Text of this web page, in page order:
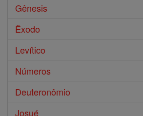
Gênesis
Êxodo
Levítico
Números
Deuteronômio
Josué